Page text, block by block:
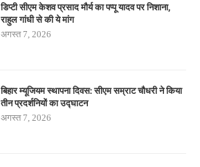
डिप्टी सीएम केशव प्रसाद मौर्य का पप्पू यादव पर निशाना,
राहुल गांधी से की ये मांग
अगस्त 7, 2026
बिहार म्यूजियम स्थापना दिवस: सीएम सम्राट चौधरी ने किया
तीन प्रदर्शनियों का उद्घाटन
अगस्त 7, 2026